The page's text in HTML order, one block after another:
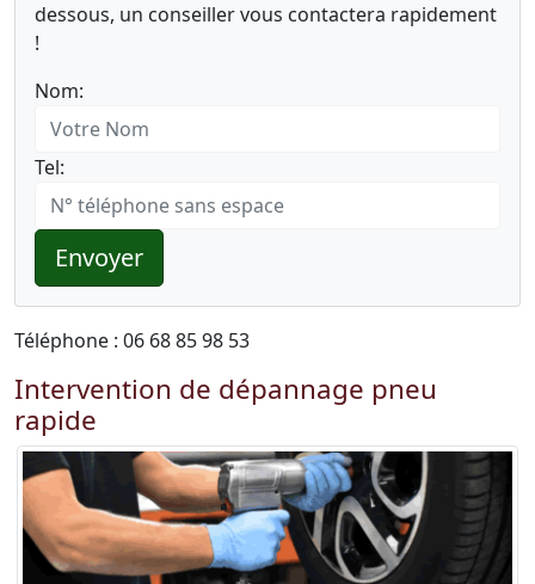
dessous, un conseiller vous contactera rapidement
!
Nom:
Tel:
Envoyer
Téléphone : 06 68 85 98 53
Intervention de dépannage pneu
rapide